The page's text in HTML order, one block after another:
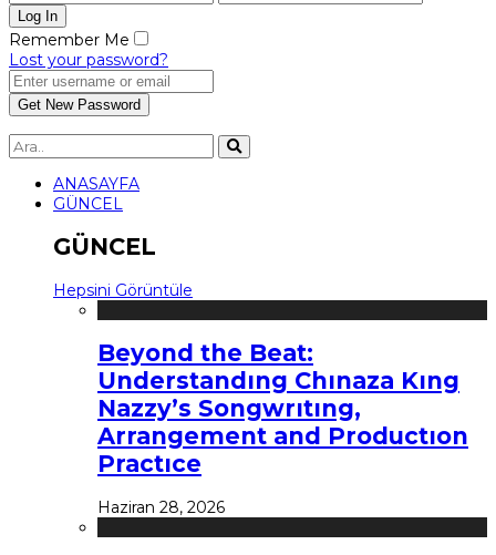
Remember Me
Lost your password?
ANASAYFA
GÜNCEL
GÜNCEL
Hepsini Görüntüle
Beyond the Beat:
Understandıng Chınaza Kıng
Nazzy’s Songwrıtıng,
Arrangement and Productıon
Practıce
Haziran 28, 2026